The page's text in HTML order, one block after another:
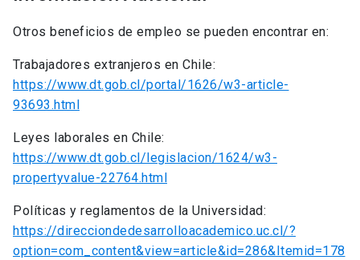
Otros beneficios de empleo se pueden encontrar en:
Trabajadores extranjeros en Chile:
https://www.dt.gob.cl/portal/1626/w3-article-
93693.html
Leyes laborales en Chile:
https://www.dt.gob.cl/legislacion/1624/w3-
propertyvalue-22764.html
Políticas y reglamentos de la Universidad:
https://direcciondedesarrolloacademico.uc.cl/?
option=com_content&view=article&id=286&Itemid=178